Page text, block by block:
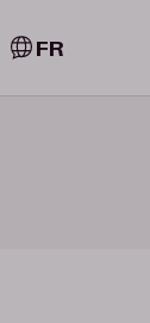
FR